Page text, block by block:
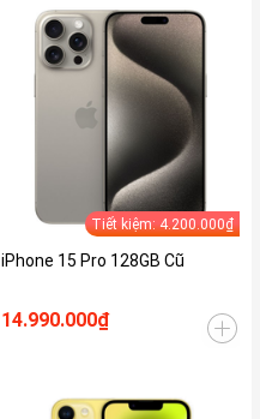
Tiết kiệm: 4.200.000₫
iPhone 15 Pro 128GB Cũ
14.990.000₫